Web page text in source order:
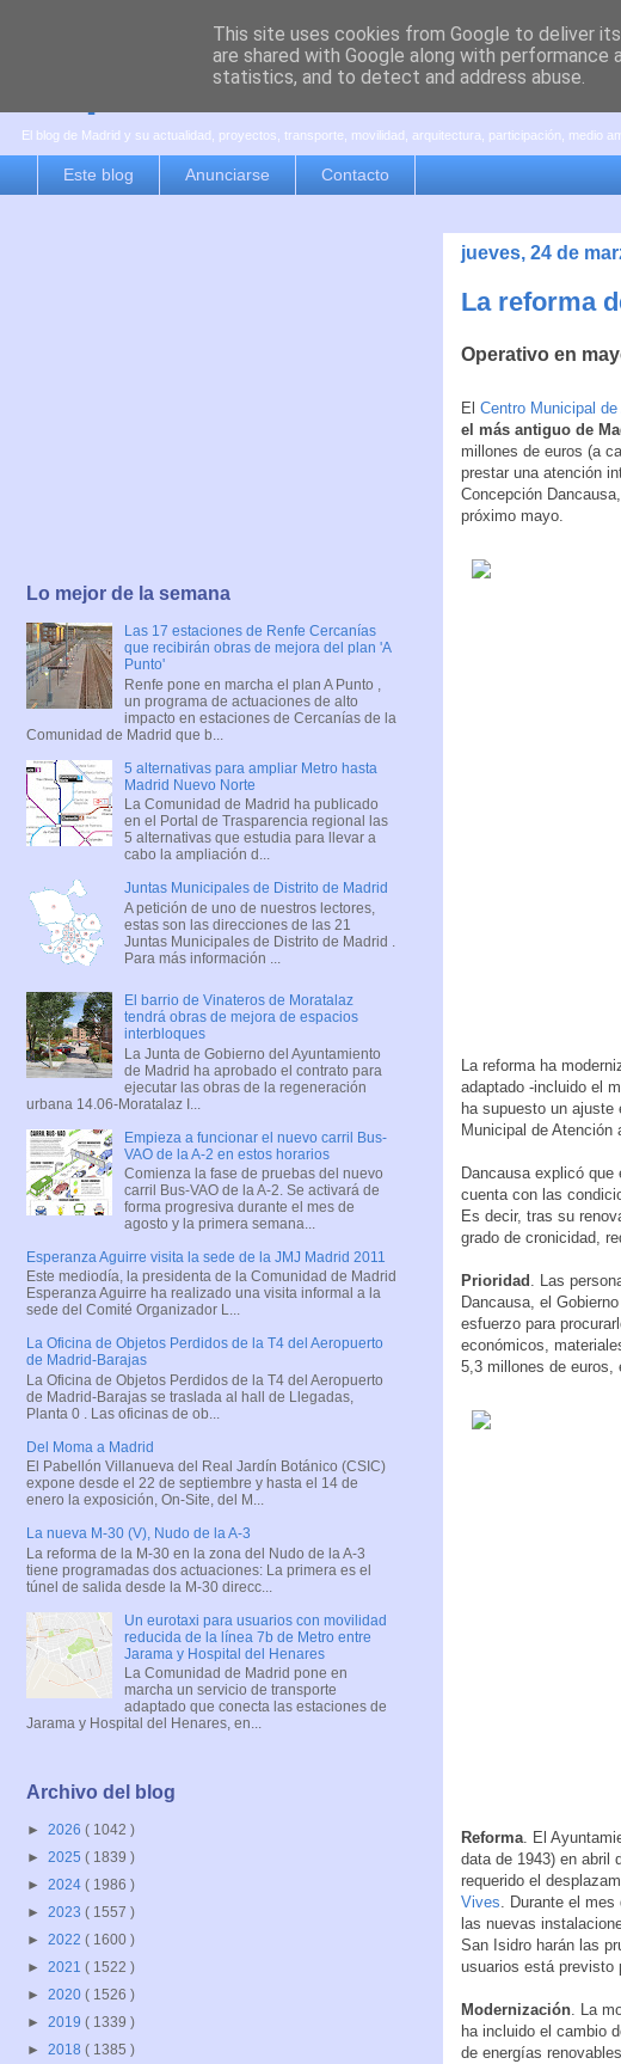
es por madrid
El blog de Madrid y su actualidad, proyectos, transporte, movilidad, arquitectura, participación, medio
Este blog Anunciarse Contacto
jueves, 24 de
La reforma
Operativo en
El Centro Municipal
el más antiguo de
millones de euros (a
prestar una atención
Concepción
próximo mayo.
La reforma ha
adaptado -incluido el
ha supuesto un
Municipal de Atención
Dancausa explicó
cuenta con las
Es decir, tras su
grado de cronicidad,
Prioridad . Las
Dancausa, el
esfuerzo para
económicos,
5,3 millones de euros,
Reforma. El
data de 1943) en abril
requerido el
Vives. Durante el
las nuevas
San Isidro harán las
usuarios está previsto
Modernización. La
ha incluido el cambio
de energías
Lo mejor de la semana
Las 17 estaciones de Renfe Cercanías
que recibirán obras de mejora del plan 'A
Punto'
Renfe pone en marcha el plan A Punto ,
un programa de actuaciones de alto
impacto en estaciones de Cercanías de la
Comunidad de Madrid que b...
5 alternativas para ampliar Metro hasta
Madrid Nuevo Norte
La Comunidad de Madrid ha publicado
en el Portal de Trasparencia regional las
5 alternativas que estudia para llevar a
cabo la ampliación d...
Juntas Municipales de Distrito de Madrid
A petición de uno de nuestros lectores,
estas son las direcciones de las 21
Juntas Municipales de Distrito de Madrid .
Para más información ...
El barrio de Vinateros de Moratalaz
tendrá obras de mejora de espacios
interbloques
La Junta de Gobierno del Ayuntamiento
de Madrid ha aprobado el contrato para
ejecutar las obras de la regeneración
urbana 14.06-Moratalaz I...
Empieza a funcionar el nuevo carril Bus-
VAO de la A-2 en estos horarios
Comienza la fase de pruebas del nuevo
carril Bus-VAO de la A-2. Se activará de
forma progresiva durante el mes de
agosto y la primera semana...
Esperanza Aguirre visita la sede de la JMJ Madrid 2011
Este mediodía, la presidenta de la Comunidad de Madrid
Esperanza Aguirre ha realizado una visita informal a la
sede del Comité Organizador L...
La Oficina de Objetos Perdidos de la T4 del Aeropuerto
de Madrid-Barajas
La Oficina de Objetos Perdidos de la T4 del Aeropuerto
de Madrid-Barajas se traslada al hall de Llegadas,
Planta 0 . Las oficinas de ob...
Del Moma a Madrid
El Pabellón Villanueva del Real Jardín Botánico (CSIC)
expone desde el 22 de septiembre y hasta el 14 de
enero la exposición, On-Site, del M...
La nueva M-30 (V), Nudo de la A-3
La reforma de la M-30 en la zona del Nudo de la A-3
tiene programadas dos actuaciones: La primera es el
túnel de salida desde la M-30 direcc...
Un eurotaxi para usuarios con movilidad
reducida de la línea 7b de Metro entre
Jarama y Hospital del Henares
La Comunidad de Madrid pone en
marcha un servicio de transporte
adaptado que conecta las estaciones de
Jarama y Hospital del Henares, en...
Archivo del blog
► 2026 ( 1042 )
► 2025 ( 1839 )
► 2024 ( 1986 )
► 2023 ( 1557 )
► 2022 ( 1600 )
► 2021 ( 1522 )
► 2020 ( 1526 )
► 2019 ( 1339 )
► 2018 ( 1385 )
This site uses cookies from Google to deliver
are shared with Google along with
statistics, and to detect and address abuse.